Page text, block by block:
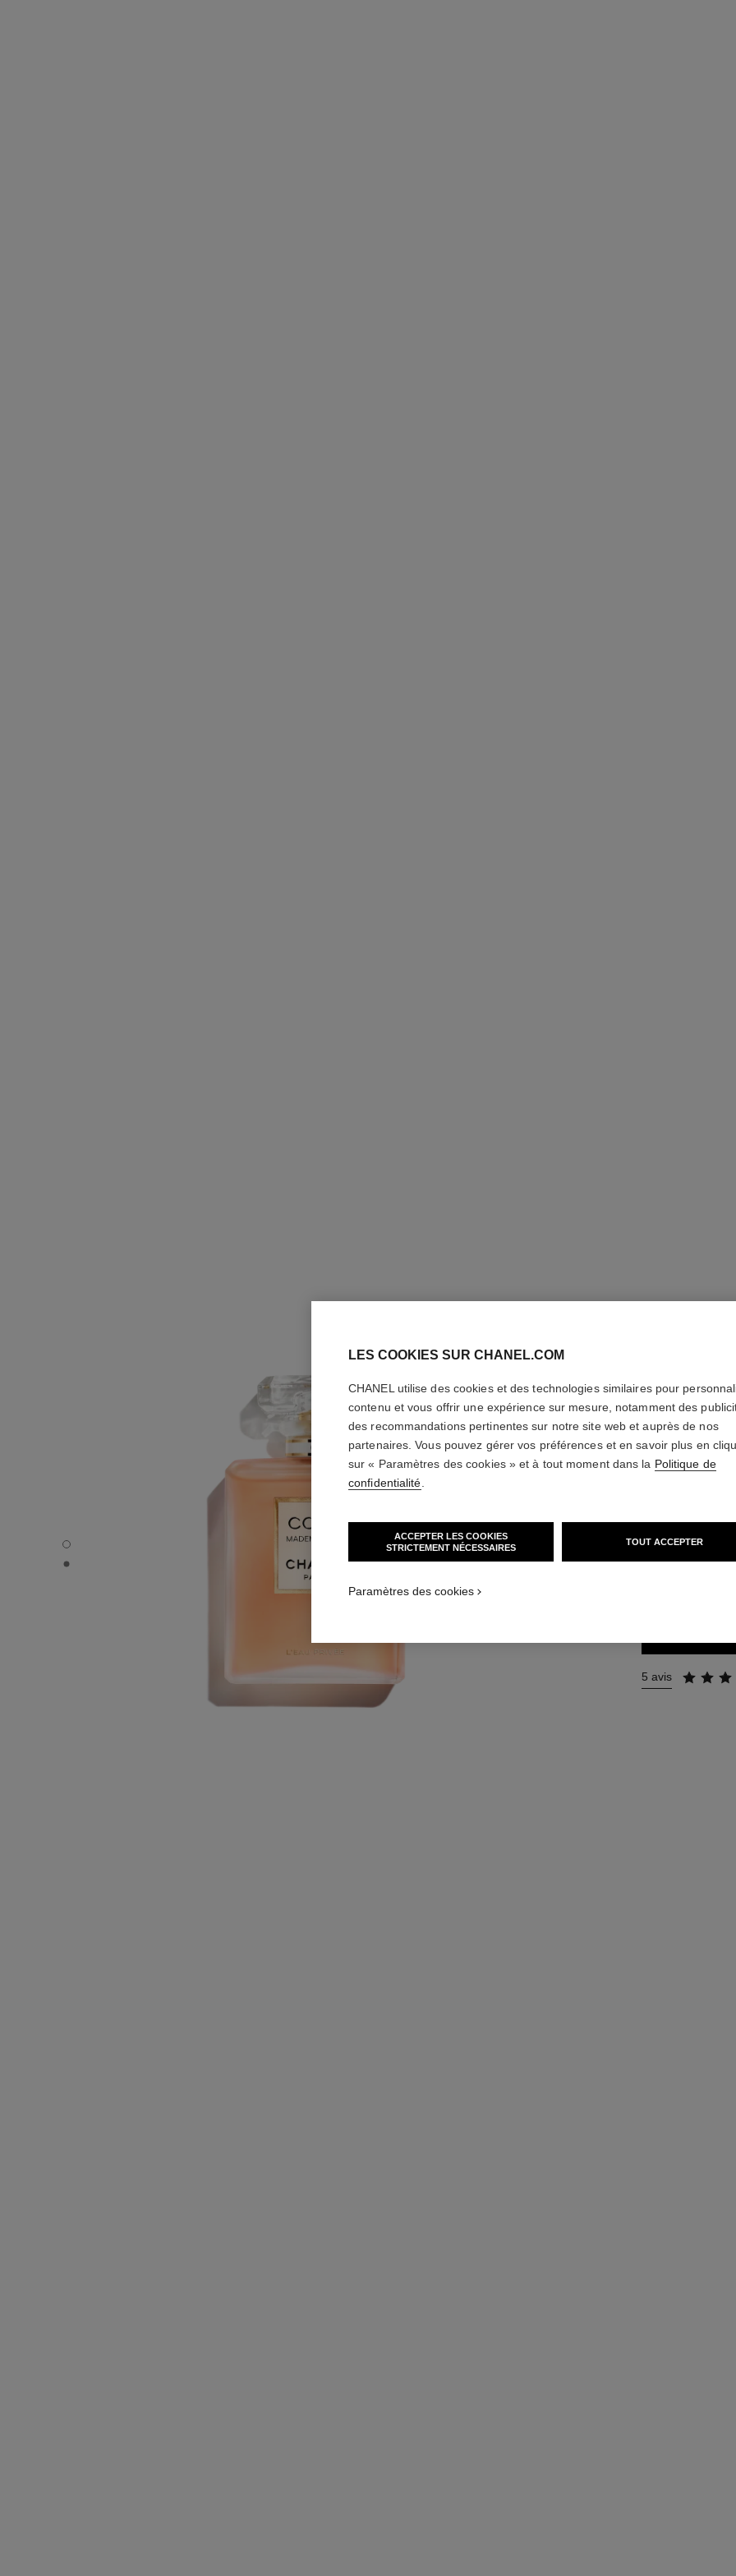
COCO MADEMOISELLE - Vue par défaut
COCO MADEMOISELLE - Vue alternative 1
COCO
L'Eau Privée –
En savoir plus
2 TAILLES
5 avis
LES COOKIES SUR CHANEL.COM
CHANEL utilise des cookies et des technologies similaires pour
contenu et vous offrir une expérience sur mesure, notamment des
des recommandations pertinentes sur notre site web et auprès de nos
partenaires. Vous pouvez gérer vos préférences et en savoir plus en
sur « Paramètres des cookies » et à tout moment dans la Politique de
confidentialité
ACCEPTER LES COOKIES
STRICTEMENT NÉCESSAIRES
TOUT ACCEPTER
Paramètres des cookies